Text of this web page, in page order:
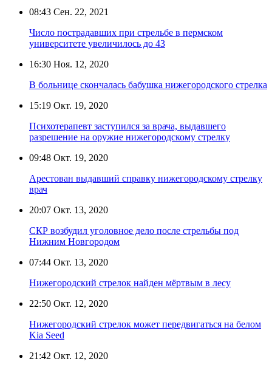
08:43 Сен. 22, 2021
Число пострадавших при стрельбе в пермском
университете увеличилось до 43
16:30 Ноя. 12, 2020
В больнице скончалась бабушка нижегородского стрелка
15:19 Окт. 19, 2020
Психотерапевт заступился за врача, выдавшего
разрешение на оружие нижегородскому стрелку
09:48 Окт. 19, 2020
Арестован выдавший справку нижегородскому стрелку
врач
20:07 Окт. 13, 2020
СКР возбудил уголовное дело после стрельбы под
Нижним Новгородом
07:44 Окт. 13, 2020
Нижегородский стрелок найден мёртвым в лесу
22:50 Окт. 12, 2020
Нижегородский стрелок может передвигаться на белом
Kia Seed
21:42 Окт. 12, 2020